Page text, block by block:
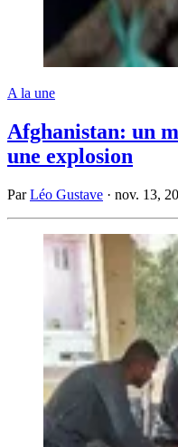
A la une
Afghanistan: un
une explosion
ParLéo Gustave · nov. 13,